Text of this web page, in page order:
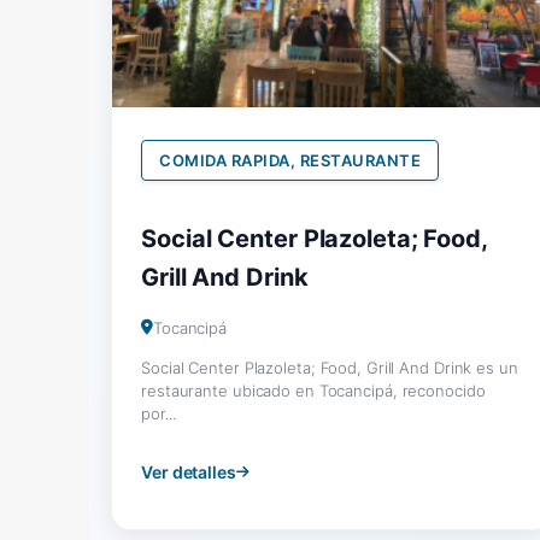
COMIDA RAPIDA, RESTAURANTE
Social Center Plazoleta; Food,
Grill And Drink
Tocancipá
Social Center Plazoleta; Food, Grill And Drink es un
restaurante ubicado en Tocancipá, reconocido
por...
Ver detalles